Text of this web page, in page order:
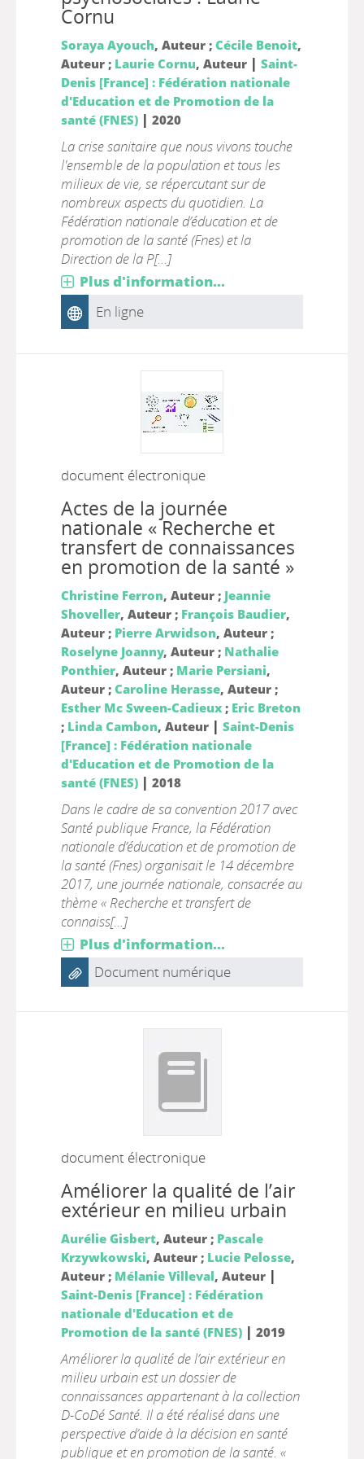
Cornu
Soraya Ayouch, Auteur ; Cécile Benoit,
Auteur ; Laurie Cornu, Auteur | Saint-
Denis [France] : Fédération nationale
d'Education et de Promotion de la
santé (FNES)| 2020
La crise sanitaire que nous vivons touche
l'ensemble de la population et tous les
milieux de vie, se répercutant sur de
nombreux aspects du quotidien. La
Fédération nationale d’éducation et de
promotion de la santé (Fnes) et la
Direction de la P[...]
Plus d'information...
En ligne
document électronique
Actes de la journée
nationale « Recherche et
transfert de connaissances
en promotion de la santé »
Christine Ferron, Auteur ; Jeannie
Shoveller, Auteur ; François Baudier,
Auteur ; Pierre Arwidson, Auteur ;
Roselyne Joanny, Auteur ; Nathalie
Ponthier, Auteur ; Marie Persiani,
Auteur ; Caroline Herasse, Auteur ;
Esther Mc Sween-Cadieux; Eric Breton
; Linda Cambon, Auteur | Saint-Denis
[France] : Fédération nationale
d'Education et de Promotion de la
santé (FNES)| 2018
Dans le cadre de sa convention 2017 avec
Santé publique France, la Fédération
nationale d’éducation et de promotion de
la santé (Fnes) organisait le 14 décembre
2017, une journée nationale, consacrée au
thème « Recherche et transfert de
connaiss[...]
Plus d'information...
Document numérique
document électronique
Améliorer la qualité de l’air
extérieur en milieu urbain
Aurélie Gisbert, Auteur ; Pascale
Krzywkowski, Auteur ; Lucie Pelosse,
Auteur ; Mélanie Villeval, Auteur |
Saint-Denis [France] : Fédération
nationale d'Education et de
Promotion de la santé (FNES)| 2019
Améliorer la qualité de l’air extérieur en
milieu urbain est un dossier de
connaissances appartenant à la collection
D-CoDé Santé. Il a été réalisé dans une
perspective d’aide à la décision en santé
publique et en promotion de la santé. «